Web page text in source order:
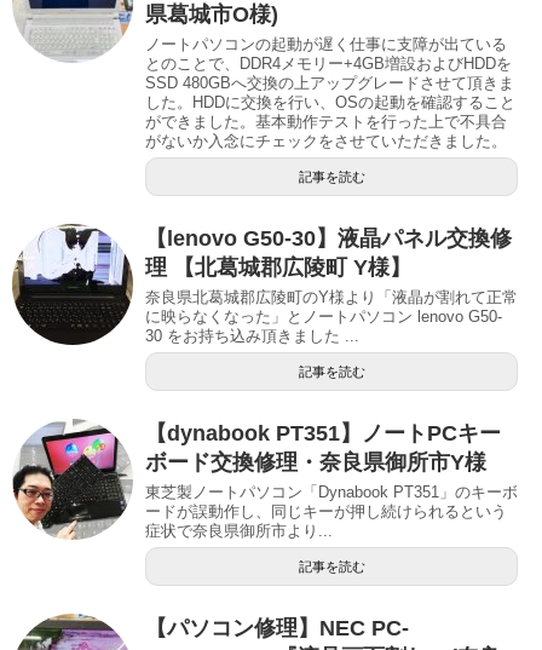
県葛城市O様)
ノートパソコンの起動が遅く仕事に支障が出ている
とのことで、DDR4メモリー+4GB増設およびHDDを
SSD 480GBへ交換の上アップグレードさせて頂きま
した。HDDに交換を行い、OSの起動を確認すること
ができました。基本動作テストを行った上で不具合
がないか入念にチェックをさせていただきました。
記事を読む
【lenovo G50-30】液晶パネル交換修
理 【北葛城郡広陵町 Y様】
奈良県北葛城郡広陵町のY様より「液晶が割れて正常
に映らなくなった」とノートパソコン lenovo G50-
30 をお持ち込み頂きました ...
記事を読む
【dynabook PT351】ノートPCキー
ボード交換修理・奈良県御所市Y様
東芝製ノートパソコン「Dynabook PT351」のキーボ
ードが誤動作し、同じキーが押し続けられるという
症状で奈良県御所市より...
記事を読む
【パソコン修理】NEC PC-